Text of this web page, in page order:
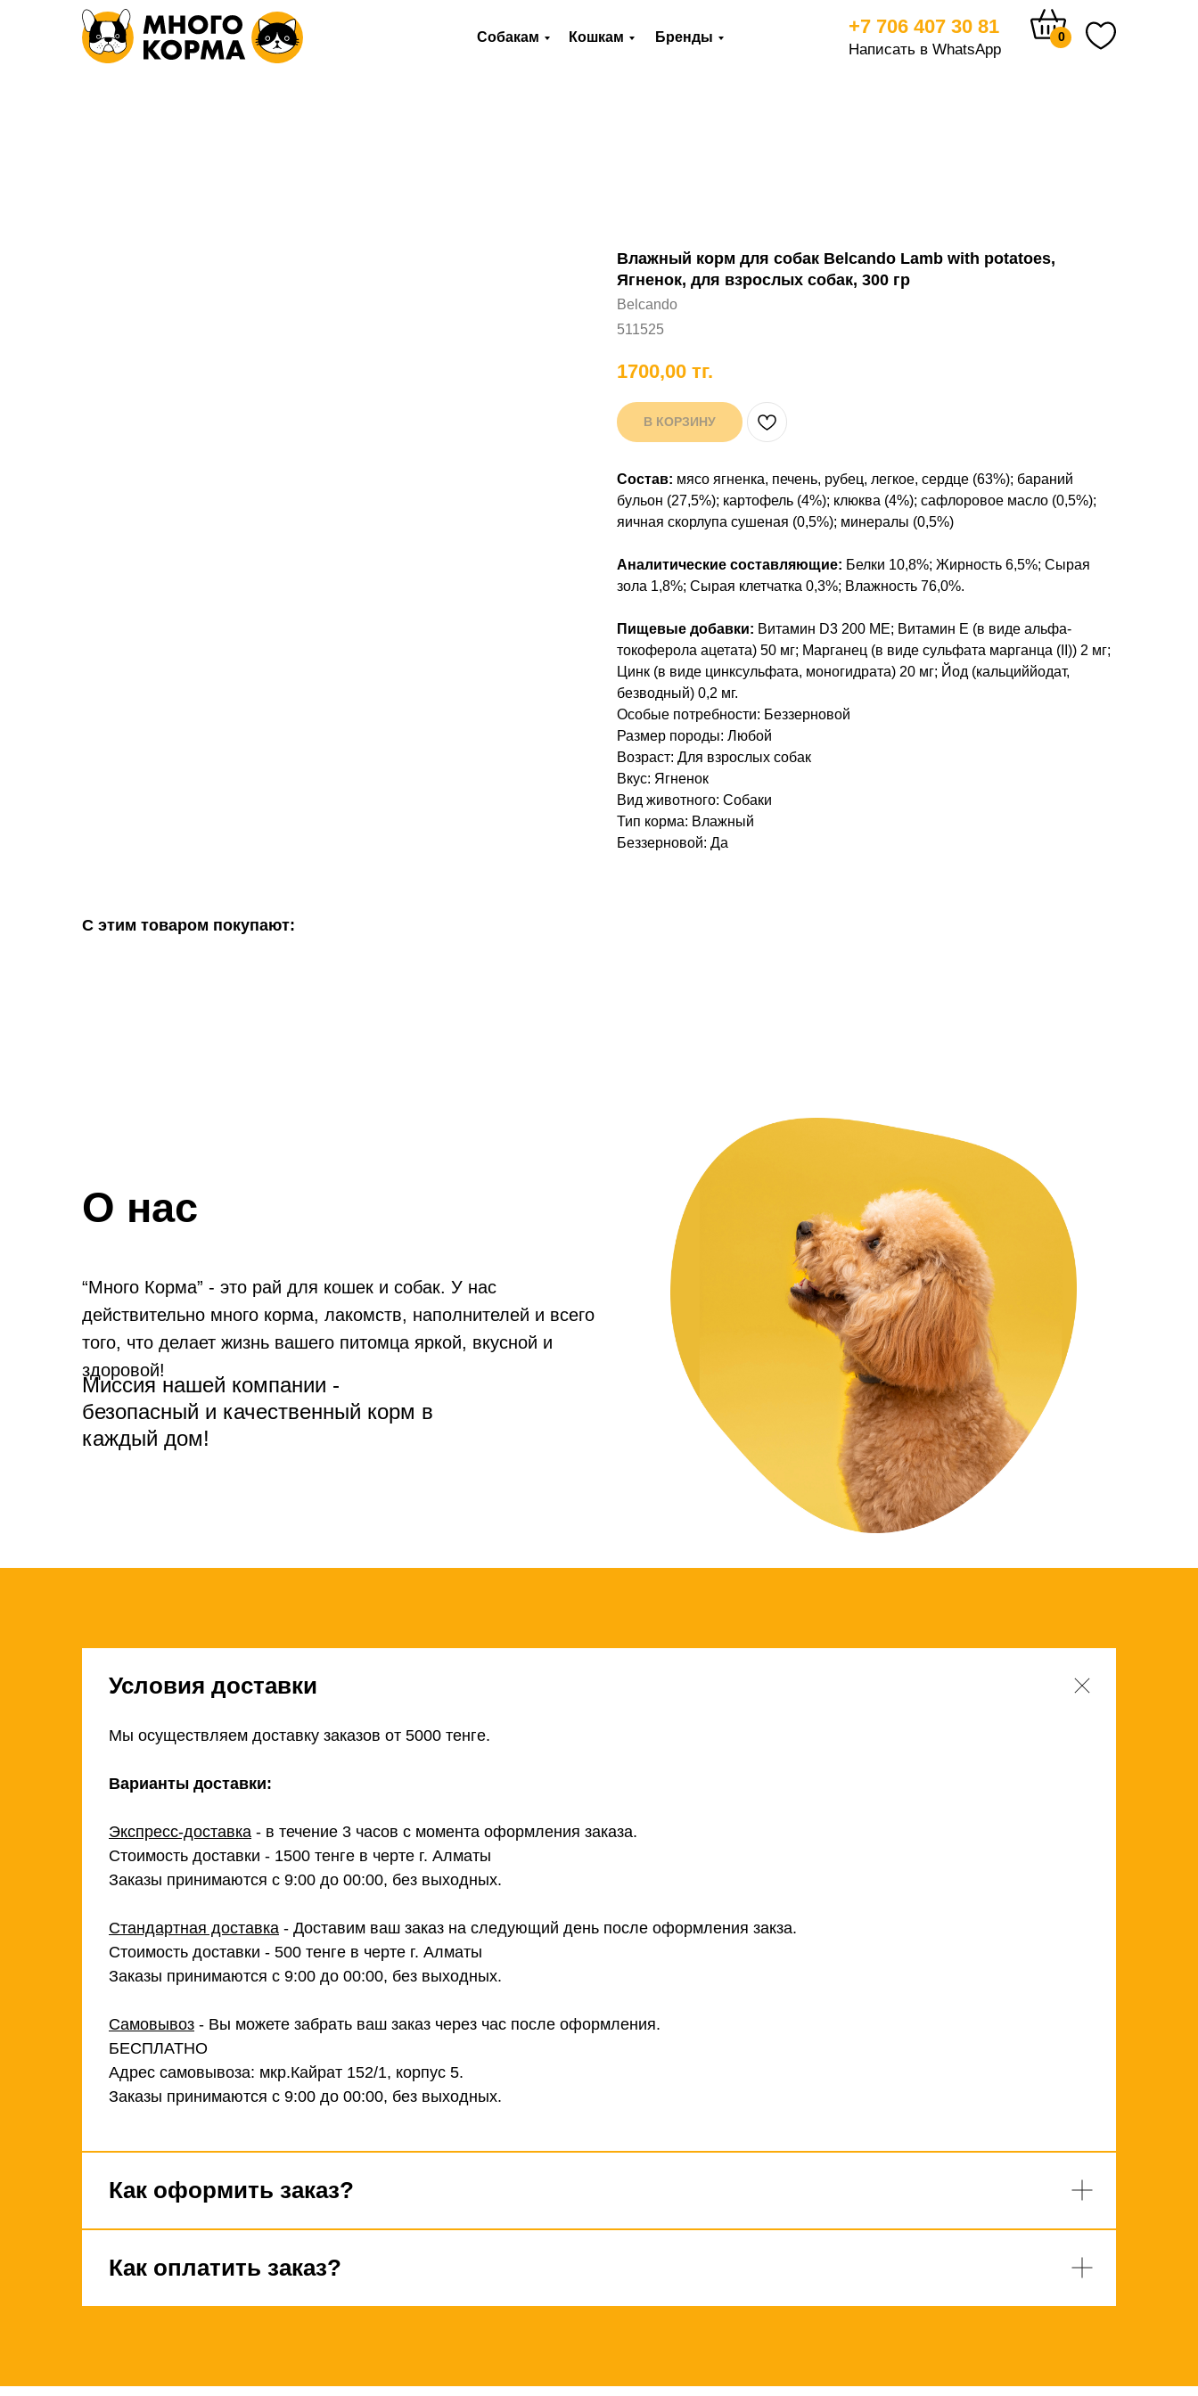
0
Собакам Кошкам Бренды +7 706 407 30 81
Написать в WhatsApp
Влажный корм для собак Belcando Lamb with potatoes,
Ягненок, для взрослых собак, 300 гр
Belcando
511525
1700,00 тг.
В КОРЗИНУ
Состав: мясо ягненка, печень, рубец, легкое, сердце (63%); бараний
бульон (27,5%); картофель (4%); клюква (4%); сафлоровое масло (0,5%);
яичная скорлупа сушеная (0,5%); минералы (0,5%)
Аналитические составляющие: Белки 10,8%; Жирность 6,5%; Сырая
зола 1,8%; Сырая клетчатка 0,3%; Влажность 76,0%.
Пищевые добавки: Витамин D3 200 МЕ; Витамин Е (в виде альфа-
токоферола ацетата) 50 мг; Марганец (в виде сульфата марганца (II)) 2 мг;
Цинк (в виде цинксульфата, моногидрата) 20 мг; Йод (кальциййодат,
безводный) 0,2 мг.
Особые потребности: Беззерновой
Размер породы: Любой
Возраст: Для взрослых собак
Вкус: Ягненок
Вид животного: Собаки
Тип корма: Влажный
Беззерновой: Да
С этим товаром покупают:
“Много Корма” - это рай для кошек и собак. У нас
действительно много корма, лакомств, наполнителей и всего
того, что делает жизнь вашего питомца яркой, вкусной и
здоровой!
Миссия нашей компании -
безопасный и качественный корм в
каждый дом!
О нас
Условия доставки
Мы осуществляем доставку заказов от 5000 тенге.
Варианты доставки:
Экспресс-доставка - в течение 3 часов с момента оформления заказа.
Стоимость доставки - 1500 тенге в черте г. Алматы
Заказы принимаются с 9:00 до 00:00, без выходных.
Стандартная доставка - Доставим ваш заказ на следующий день после оформления закза.
Стоимость доставки - 500 тенге в черте г. Алматы
Заказы принимаются с 9:00 до 00:00, без выходных.
Самовывоз - Вы можете забрать ваш заказ через час после оформления.
БЕСПЛАТНО
Адрес самовывоза: мкр.Кайрат 152/1, корпус 5.
Заказы принимаются с 9:00 до 00:00, без выходных.
Как оформить заказ?
Как оплатить заказ?